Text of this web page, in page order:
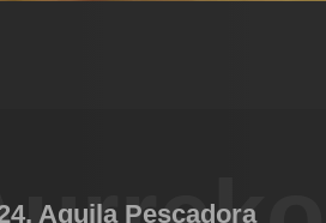
Aguila Pescadora